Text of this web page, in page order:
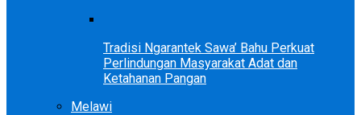
Tradisi Ngarantek Sawa’ Bahu Perkuat
Perlindungan Masyarakat Adat dan
Ketahanan Pangan
Melawi